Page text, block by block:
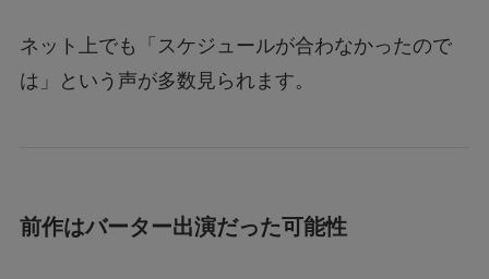
ネット上でも「スケジュールが合わなかったので
は」という声が多数見られます。
前作はバーター出演だった可能性